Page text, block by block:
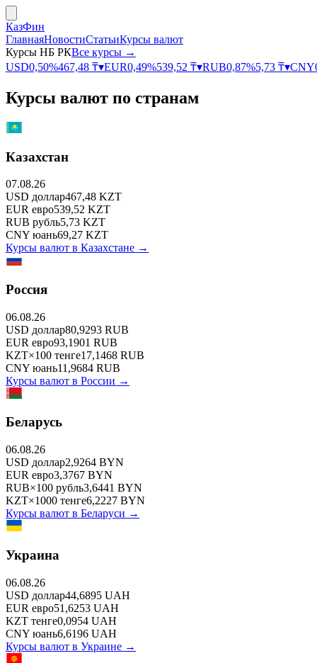
КазФин
ГлавнаяНовостиСтатьиКурсы валют
Курсы НБ РКВсе курсы →
USD0,50%467,48 ₸▾EUR0,49%539,52 ₸▾RUB0,87%5,73 ₸▾CNY
Курсы валют по странам
Казахстан
07.08.26
USD доллар467,48 KZT
EUR евро539,52 KZT
RUB рубль5,73 KZT
CNY юань69,27 KZT
Курсы валют в Казахстане →
Россия
06.08.26
USD доллар80,9293 RUB
EUR евро93,1901 RUB
KZT×100 тенге17,1468 RUB
CNY юань11,9684 RUB
Курсы валют в России →
Беларусь
06.08.26
USD доллар2,9264 BYN
EUR евро3,3767 BYN
RUB×100 рубль3,6441 BYN
KZT×1000 тенге6,2227 BYN
Курсы валют в Беларуси →
Украина
06.08.26
USD доллар44,6895 UAH
EUR евро51,6253 UAH
KZT тенге0,0954 UAH
CNY юань6,6196 UAH
Курсы валют в Украине →